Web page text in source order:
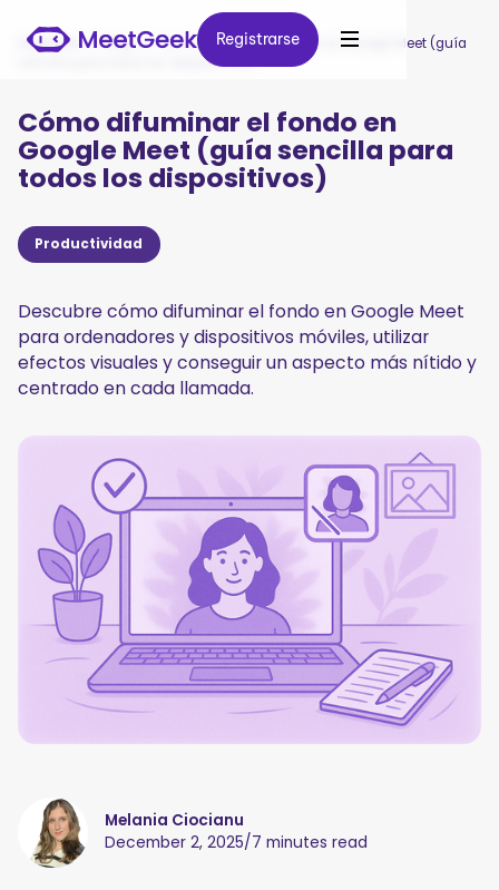
Registrarse
Registrarse
MeetGeek / Blog / Cómo difuminar el fondo en Google Meet (guía
sencilla para todos los dispositivos)
Cómo difuminar el fondo en
Google Meet (guía sencilla para
todos los dispositivos)
Productividad
Descubre cómo difuminar el fondo en Google Meet
para ordenadores y dispositivos móviles, utilizar
efectos visuales y conseguir un aspecto más nítido y
centrado en cada llamada.
Melania Ciocianu
December 2, 2025/7 minutes read